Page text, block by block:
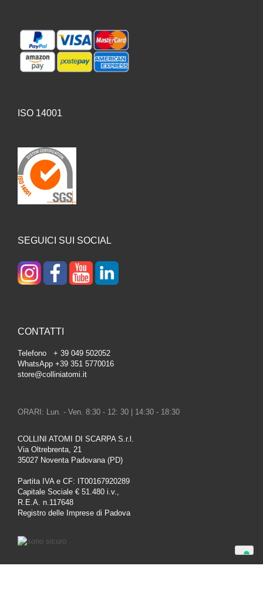
ISO 14001
SEGUICI SUI SOCIAL
CONTATTI
Telefono + 39 049 502052
WhatsApp +39 351 5770016
store@colliniatomi.it
ORARI: Lun. - Ven. 8:30 - 12: 30 | 14:30 - 18:30
COLLINI ATOMI DI SCARPA S.r.l.
Via Oltrebrenta, 21
35027 Noventa Padovana (PD)
Partita IVA e CF: IT00167920289
Capitale Sociale € 51.480 i.v.,
R.E.A. n.117648
Registro delle Imprese di Padova